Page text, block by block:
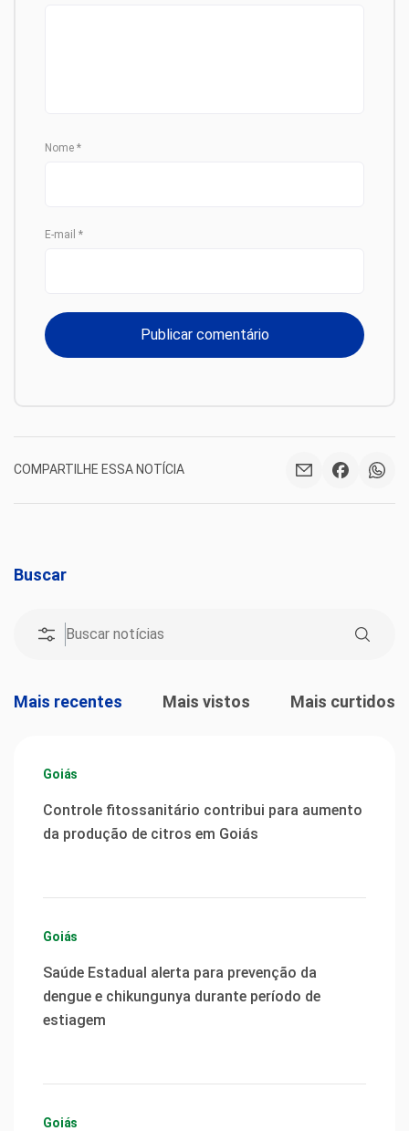
Nome *
E-mail *
COMPARTILHE ESSA NOTÍCIA
Buscar
Mais recentes Mais vistos Mais curtidos
Goiás
Controle fitossanitário contribui para aumento
da produção de citros em Goiás
Goiás
Saúde Estadual alerta para prevenção da
dengue e chikungunya durante período de
estiagem
Goiás